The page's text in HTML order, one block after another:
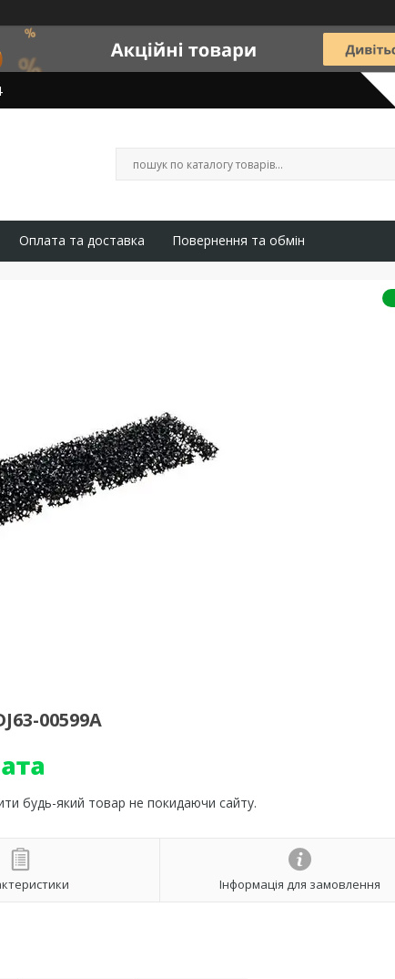
Оплата та доставка Повернення та обмін
00599A
будь-який товар не покидаючи сайту.
Інформація для замовлення